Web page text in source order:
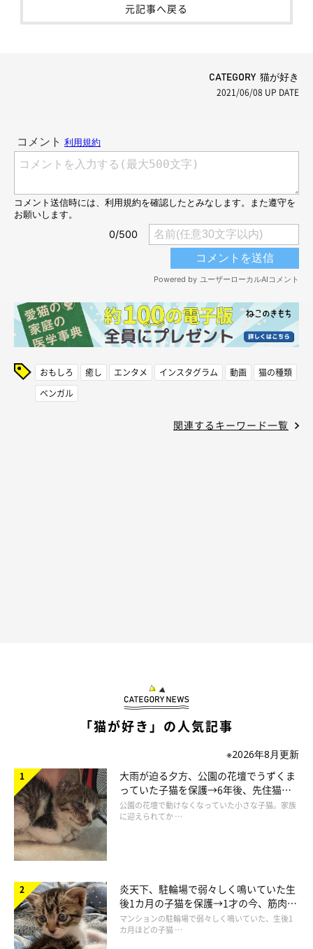
元記事へ戻る
CATEGORY 猫が好き
2021/06/08 UP DATE
おもしろ 癒し エンタメ インスタグラム 動画
猫の種類
ベンガル
関連するキーワード一覧
「猫が好き」の人気記事
※2026年8月更新
大雨が迫る夕方、公園の花壇でうずくま
っていた子猫を保護→6年後、先住猫
と“姉妹”のような関係に
公園の花壇で動けなくなっていた小さな子猫。家族
に迎えられてか …
炎天下、駐輪場で弱々しく鳴いていた生
後1カ月の子猫を保護→1才の今、筋肉質
でツンデレなコに成長
マンションの駐輪場で弱々しく鳴いていた、生後1
カ月ほどの子猫 …